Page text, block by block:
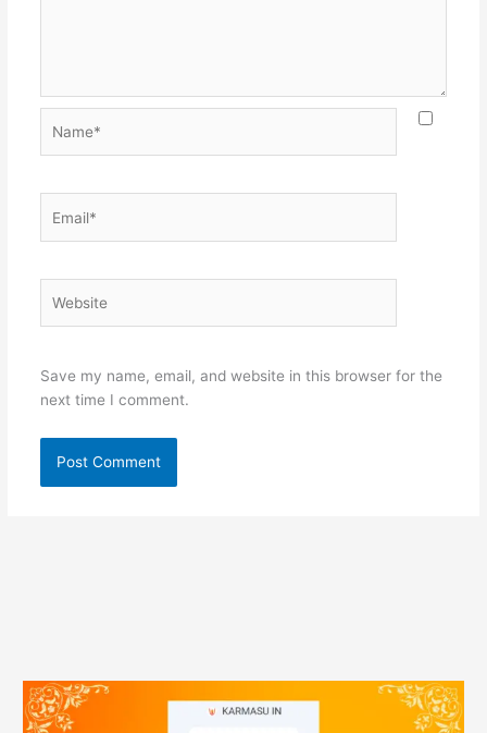
Save my name, email, and website in this browser for the
next time I comment.